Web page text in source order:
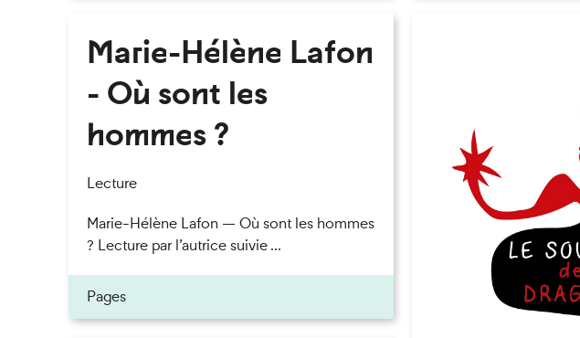
Marie-Hélène Lafon
- Où sont les
hommes ?
Lecture
Marie-Hélène Lafon — Où sont les hommes
? Lecture par l’autrice suivie ...
Pages